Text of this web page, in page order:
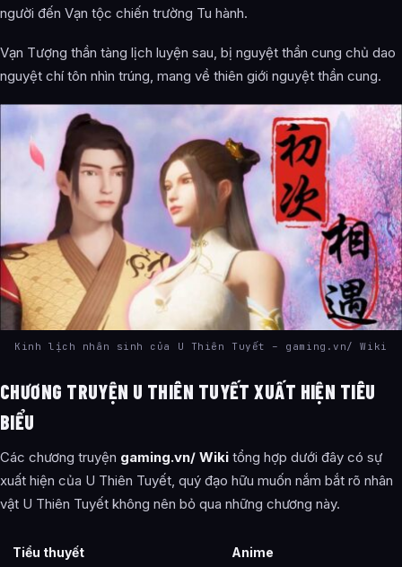
người đến Vạn tộc chiến trường Tu hành.
Vạn Tượng thần tàng lịch luyện sau, bị nguyệt thần cung chủ dao
nguyệt chí tôn nhìn trúng, mang về thiên giới nguyệt thần cung.
Kinh lịch nhân sinh của U Thiên Tuyết – gaming.vn/ Wiki
CHƯƠNG TRUYỆN U THIÊN TUYẾT XUẤT HIỆN TIÊU
BIỂU
Các chương truyện gaming.vn/ Wiki tổng hợp dưới đây có sự
xuất hiện của U Thiên Tuyết, quý đạo hữu muốn nắm bắt rõ nhân
vật U Thiên Tuyết không nên bỏ qua những chương này.
Tiểu thuyết Anime